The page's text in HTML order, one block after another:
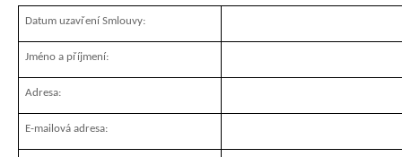
Datum uzavření Smlouvy:
Jméno a příjmení:
Adresa:
E-mailová adresa:
a
j
í
?